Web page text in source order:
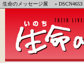
生命のメッセージ展 » DSCN4653